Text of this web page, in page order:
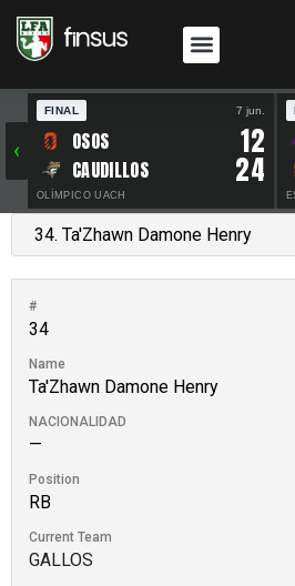
‹
FINAL 7 jun.
OSOS 12
CAUDILLOS 24
OLÍMPICO UACH
#
34
Name
Ta'Zhawn Damone Henry
NACIONALIDAD
—
Position
RB
Current Team
GALLOS